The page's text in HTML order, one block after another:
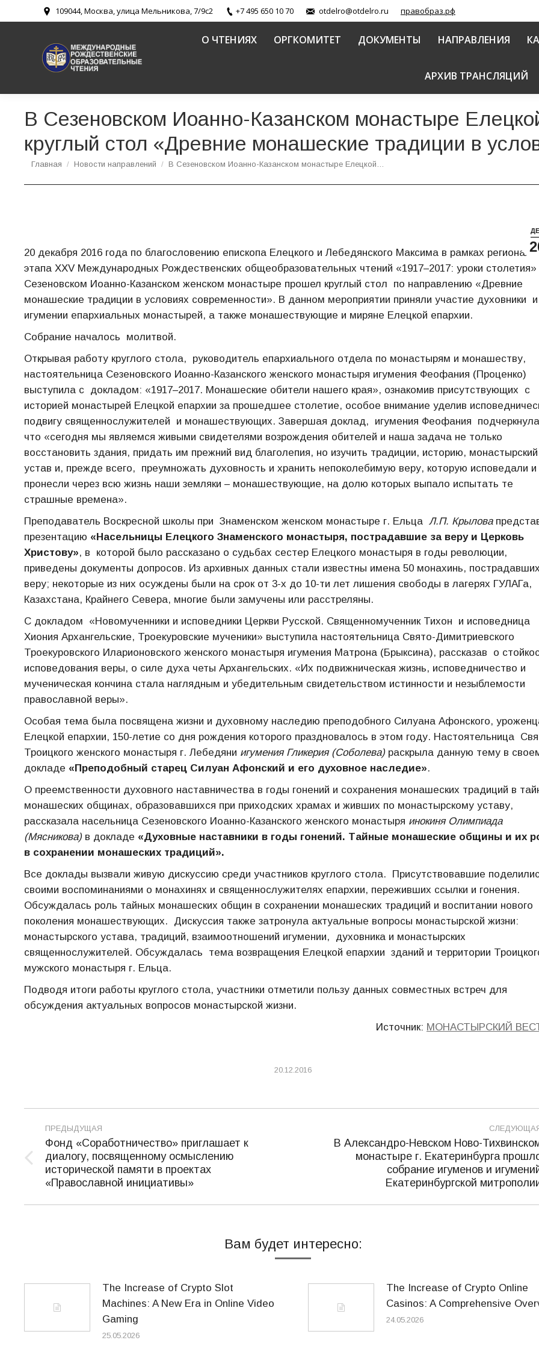
109044, Москва, улица Мельникова, 7/9с2 +7 495 650 10 70 otdelro@otdelro.ru правобраз.рф
О ЧТЕНИЯХ ОРГКОМИТЕТ ДОКУМЕНТЫ НАПРАВЛЕНИЯ
АРХИВ ТРАНСЛЯЦИЙ
В Сезеновском Иоанно-Казанском монастыре
круглый стол «Древние монашеские традиции в
Вы здесь:
Главная Новости направлений В Сезеновском Иоанно-Казанском монастыре Елецкой…
20 декабря 2016 года по благословению епископа Елецкого и Лебедянского Максима в рамках
этапа XXV Международных Рождественских общеобразовательных чтений «1917–2017: уроки столетия»
Сезеновском Иоанно-Казанском женском монастыре прошел круглый стол по направлению «Древние
монашеские традиции в условиях современности». В данном мероприятии приняли участие духовники и
игумении епархиальных монастырей, а также монашествующие и миряне Елецкой епархии.
Собрание началось молитвой.
Открывая работу круглого стола, руководитель епархиального отдела по монастырям и монашеству,
настоятельница Сезеновского Иоанно-Казанского женского монастыря игумения Феофания (Проценко)
выступила с докладом: «1917–2017. Монашеские обители нашего края», ознакомив присутствующих с
историей монастырей Елецкой епархии за прошедшее столетие, особое внимание уделив
подвигу священнослужителей и монашествующих. Завершая доклад, игумения Феофания
что «сегодня мы являемся живыми свидетелями возрождения обителей и наша задача не только
восстановить здания, придать им прежний вид благолепия, но изучить традиции, историю, монастырский
устав и, прежде всего, преумножать духовность и хранить непоколебимую веру, которую исповедали и
пронесли через всю жизнь наши земляки – монашествующие, на долю которых выпало испытать те
страшные времена».
Преподаватель Воскресной школы при Знаменском женском монастыре г. Ельца Л.П. Крылова
презентацию «Насельницы Елецкого Знаменского монастыря, пострадавшие за веру и Церковь
Христову», в которой было рассказано о судьбах сестер Елецкого монастыря в годы революции,
приведены документы допросов. Из архивных данных стали известны имена 50 монахинь,
веру; некоторые из них осуждены были на срок от 3-х до 10-ти лет лишения свободы в лагерях ГУЛАГа,
Казахстана, Крайнего Севера, многие были замучены или расстреляны.
С докладом «Новомученники и исповедники Церкви Русской. Священномученник Тихон и исповедница
Хиония Архангельские, Троекуровские мученики» выступила настоятельница Свято-Димитриевского
Троекуровского Иларионовского женского монастыря игумения Матрона (Брыксина), рассказав о
исповедования веры, о силе духа четы Архангельских. «Их подвижническая жизнь, исповедничество и
мученическая кончина стала наглядным и убедительным свидетельством истинности и незыблемости
православной веры».
Особая тема была посвящена жизни и духовному наследию преподобного Силуана Афонского,
Елецкой епархии, 150-летие со дня рождения которого праздновалось в этом году. Настоятельница
Троицкого женского монастыря г. Лебедяни игумения Гликерия (Соболева) раскрыла данную тему в
докладе «Преподобный старец Силуан Афонский и его духовное наследие».
О преемственности духовного наставничества в годы гонений и сохранения монашеских традиций в
монашеских общинах, образовавшихся при приходских храмах и живших по монастырскому уставу,
рассказала насельница Сезеновского Иоанно-Казанского женского монастыря инокиня Олимпиада
(Мясникова) в докладе «Духовные наставники в годы гонений. Тайные монашеские общины и их
в сохранении монашеских традиций».
Все доклады вызвали живую дискуссию среди участников круглого стола. Присутствовавшие
своими воспоминаниями о монахинях и священнослужителях епархии, переживших ссылки и гонения.
Обсуждалась роль тайных монашеских общин в сохранении монашеских традиций и воспитании нового
поколения монашествующих. Дискуссия также затронула актуальные вопросы монастырской жизни:
монастырского устава, традиций, взаимоотношений игумении, духовника и монастырских
священнослужителей. Обсуждалась тема возвращения Елецкой епархии зданий и территории
мужского монастыря г. Ельца.
Подводя итоги работы круглого стола, участники отметили пользу данных совместных встреч для
обсуждения актуальных вопросов монастырской жизни.
Источник: МОНАСТЫРСКИЙ
20.12.2016
Навигация
по
записям
ПРЕДЫДУЩАЯ
Предыдущая
запись:
Фонд «Соработничество» приглашает к
диалогу, посвященному осмыслению
исторической памяти в проектах
«Православной инициативы»
Следующая
В Александро-Невском Ново-
монастыре г. Екатеринбурга
собрание игуменов и
Екатеринбургской
Вам будет интересно:
The Increase of Crypto Slot
Machines: A New Era in Online Video
Gaming
25.05.2026
The Increase of Crypto Online
Casinos: A Comprehensive
24.05.2026